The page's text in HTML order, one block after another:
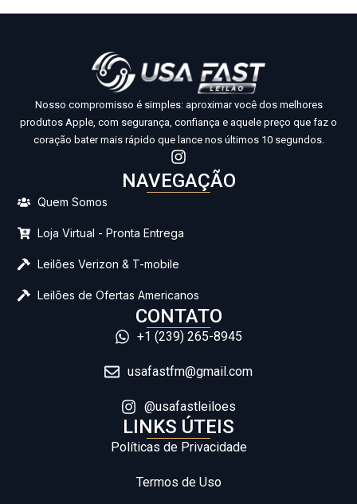
Nosso compromisso é simples: aproximar você dos melhores
produtos Apple, com segurança, confiança e aquele preço que faz o
coração bater mais rápido que lance nos últimos 10 segundos.
NAVEGAÇÃO
Quem Somos
Loja Virtual - Pronta Entrega
Leilões Verizon & T-mobile
Leilões de Ofertas Americanos
CONTATO
+1 (239) 265-8945
usafastfm@gmail.com
@usafastleiloes
LINKS ÚTEIS
Políticas de Privacidade
Termos de Uso